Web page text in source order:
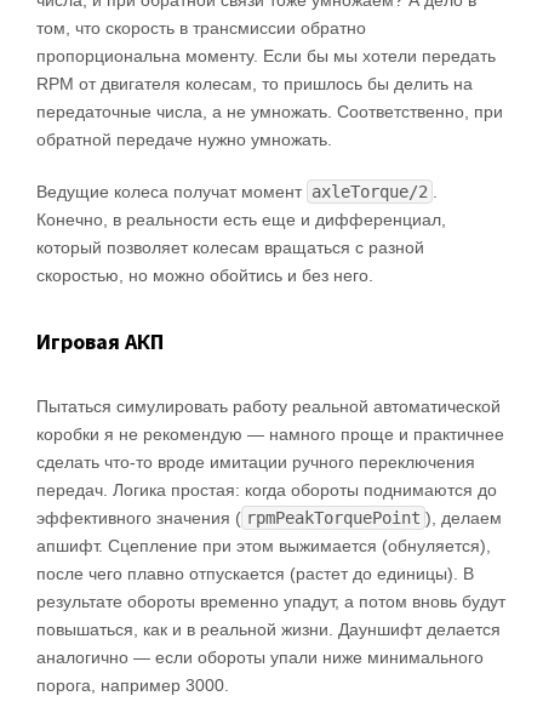
том, что скорость в трансмиссии обратно
пропорциональна моменту. Если бы мы хотели передать
RPM от двигателя колесам, то пришлось бы делить на
передаточные числа, а не умножать. Соответственно, при
обратной передаче нужно умножать.
Ведущие колеса получат момент axleTorque/2
Конечно, в реальности есть еще и дифференциал,
который позволяет колесам вращаться с разной
скоростью, но можно обойтись и без него.
Игровая АКП
Пытаться симулировать работу реальной автоматической
коробки я не рекомендую — намного проще и практичнее
сделать что-то вроде имитации ручного переключения
передач. Логика простая: когда обороты поднимаются до
эффективного значения ( rpmPeakTorquePoint ), делаем
апшифт. Сцепление при этом выжимается (обнуляется),
после чего плавно отпускается (растет до единицы). В
результате обороты временно упадут, а потом вновь будут
повышаться, как и в реальной жизни. Дауншифт делается
аналогично — если обороты упали ниже минимального
порога, например 3000.